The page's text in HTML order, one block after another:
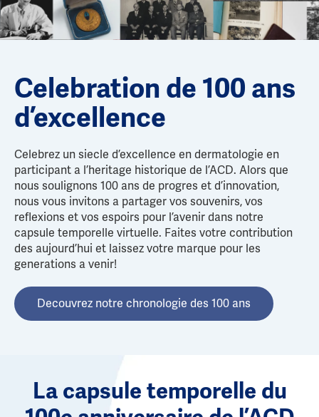
Celebration de 100 ans
d’excellence
Celebrez un siecle d’excellence en dermatologie en
participant a l’heritage historique de l’ACD. Alors que
nous soulignons 100 ans de progres et d’innovation,
nous vous invitons a partager vos souvenirs, vos
reflexions et vos espoirs pour l’avenir dans notre
capsule temporelle virtuelle. Faites votre contribution
des aujourd’hui et laissez votre marque pour les
generations a venir!
Decouvrez notre chronologie des 100 ans
La capsule temporelle du